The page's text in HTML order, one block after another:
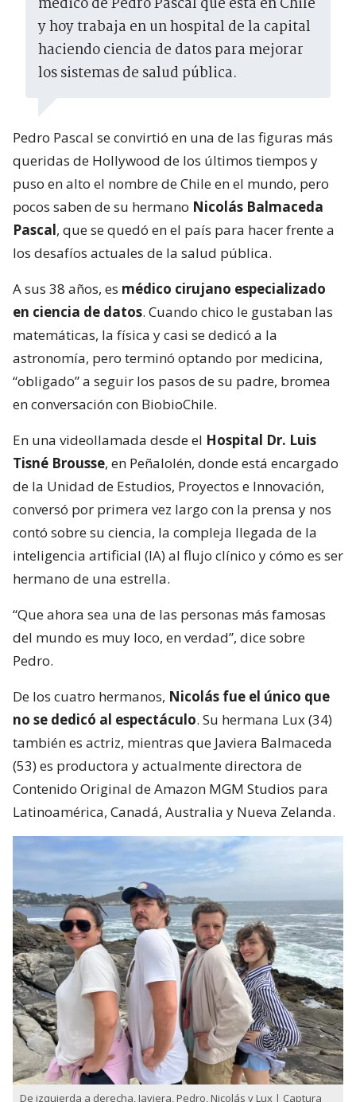
y hoy trabaja en un hospital de la capital
haciendo ciencia de datos para mejorar
los sistemas de salud pública.
Pedro Pascal se convirtió en una de las figuras más
queridas de Hollywood de los últimos tiempos y
puso en alto el nombre de Chile en el mundo, pero
pocos saben de su hermano Nicolás Balmaceda
Pascal, que se quedó en el país para hacer frente a
los desafíos actuales de la salud pública.
A sus 38 años, es médico cirujano especializado
en ciencia de datos. Cuando chico le gustaban las
matemáticas, la física y casi se dedicó a la
astronomía, pero terminó optando por medicina,
“obligado” a seguir los pasos de su padre, bromea
en conversación con BiobioChile.
En una videollamada desde el Hospital Dr. Luis
Tisné Brousse, en Peñalolén, donde está encargado
de la Unidad de Estudios, Proyectos e Innovación,
conversó por primera vez largo con la prensa y nos
contó sobre su ciencia, la compleja llegada de la
inteligencia artificial (IA) al flujo clínico y cómo es ser
hermano de una estrella.
“Que ahora sea una de las personas más famosas
del mundo es muy loco, en verdad”, dice sobre
Pedro.
De los cuatro hermanos, Nicolás fue el único que
no se dedicó al espectáculo. Su hermana Lux (34)
también es actriz, mientras que Javiera Balmaceda
(53) es productora y actualmente directora de
Contenido Original de Amazon MGM Studios para
Latinoamérica, Canadá, Australia y Nueva Zelanda.
De izquierda a derecha, Javiera, Pedro, Nicolás y Lux | Captura